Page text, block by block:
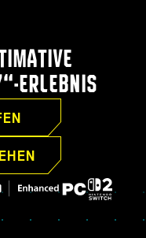
ERLEBNIS